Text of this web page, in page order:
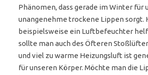
Phänomen, dass gerade im Winter für
unangenehme trockene Lippen sorgt.
beispielsweise ein Luftbefeuchter
sollte man auch des Öfteren
und viel zu warme Heizungsluft ist
für unseren Körper. Möchte man die